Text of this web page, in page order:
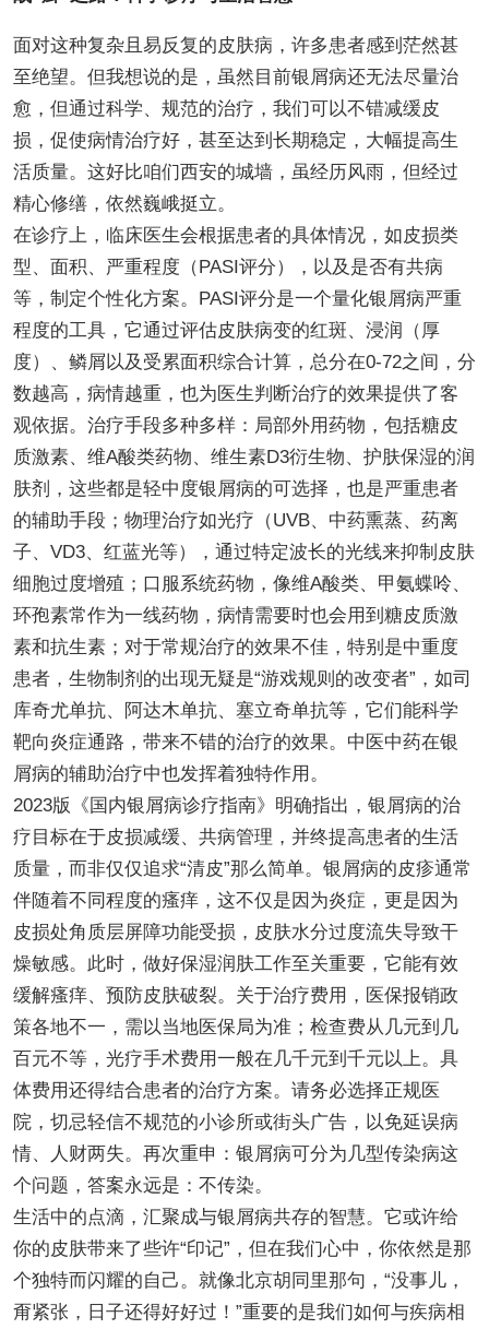
面对这种复杂且易反复的皮肤病，许多患者感到茫然甚
至绝望。但我想说的是，虽然目前银屑病还无法尽量治
愈，但通过科学、规范的治疗，我们可以不错减缓皮
损，促使病情治疗好，甚至达到长期稳定，大幅提高生
活质量。这好比咱们西安的城墙，虽经历风雨，但经过
精心修缮，依然巍峨挺立。
在诊疗上，临床医生会根据患者的具体情况，如皮损类
型、面积、严重程度（PASI评分），以及是否有共病
等，制定个性化方案。PASI评分是一个量化银屑病严重
程度的工具，它通过评估皮肤病变的红斑、浸润（厚
度）、鳞屑以及受累面积综合计算，总分在0-72之间，分
数越高，病情越重，也为医生判断治疗的效果提供了客
观依据。治疗手段多种多样：局部外用药物，包括糖皮
质激素、维A酸类药物、维生素D3衍生物、护肤保湿的润
肤剂，这些都是轻中度银屑病的可选择，也是严重患者
的辅助手段；物理治疗如光疗（UVB、中药熏蒸、药离
子、VD3、红蓝光等），通过特定波长的光线来抑制皮肤
细胞过度增殖；口服系统药物，像维A酸类、甲氨蝶呤、
环孢素常作为一线药物，病情需要时也会用到糖皮质激
素和抗生素；对于常规治疗的效果不佳，特别是中重度
患者，生物制剂的出现无疑是“游戏规则的改变者”，如司
库奇尤单抗、阿达木单抗、塞立奇单抗等，它们能科学
靶向炎症通路，带来不错的治疗的效果。中医中药在银
屑病的辅助治疗中也发挥着独特作用。
2023版《国内银屑病诊疗指南》明确指出，银屑病的治
疗目标在于皮损减缓、共病管理，并终提高患者的生活
质量，而非仅仅追求“清皮”那么简单。银屑病的皮疹通常
伴随着不同程度的瘙痒，这不仅是因为炎症，更是因为
皮损处角质层屏障功能受损，皮肤水分过度流失导致干
燥敏感。此时，做好保湿润肤工作至关重要，它能有效
缓解瘙痒、预防皮肤破裂。关于治疗费用，医保报销政
策各地不一，需以当地医保局为准；检查费从几元到几
百元不等，光疗手术费用一般在几千元到千元以上。具
体费用还得结合患者的治疗方案。请务必选择正规医
院，切忌轻信不规范的小诊所或街头广告，以免延误病
情、人财两失。再次重申：银屑病可分为几型传染病这
个问题，答案永远是：不传染。
生活中的点滴，汇聚成与银屑病共存的智慧。它或许给
你的皮肤带来了些许“印记”，但在我们心中，你依然是那
个独特而闪耀的自己。就像北京胡同里那句，“没事儿，
甭紧张，日子还得好好过！”重要的是我们如何与疾病相